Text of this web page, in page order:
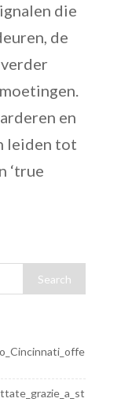
die
de
en
leiden tot
‘true